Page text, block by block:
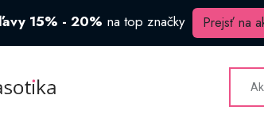
15% - 20% na top značky Prejsť na